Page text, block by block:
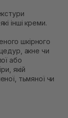
інші креми.
шкірного
акне чи
або
якій
тьмяної чи